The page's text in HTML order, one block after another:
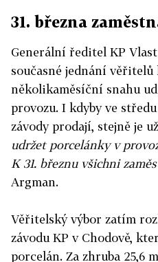
31. března
Generální ředitel KP
současné jednání
několikaměsíční snahu
provozu. I kdyby ve
závody prodají, stejně je
udržet porcelánky v
K 31. březnu všichni
Argman.
Věřitelský výbor zatím
závodu KP v Chodově,
porcelán. Za zhruba 25,6